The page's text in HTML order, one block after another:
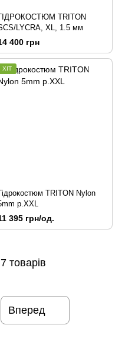
TRITON
LYCRA, XL, 1.5 мм
400 грн
ХІТ
TRITON Nylon
p.XXL
395 грн/од.
товарів
Вперед